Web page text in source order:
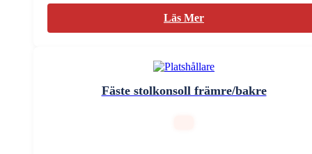
Läs Mer
Fäste stolkonsoll främre/bakre